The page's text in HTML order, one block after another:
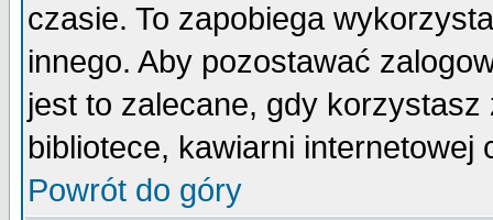
czasie. To zapobiega
innego. Aby pozostawać
jest to zalecane, gdy
bibliotece, kawiarni internetowej
Powrót do góry